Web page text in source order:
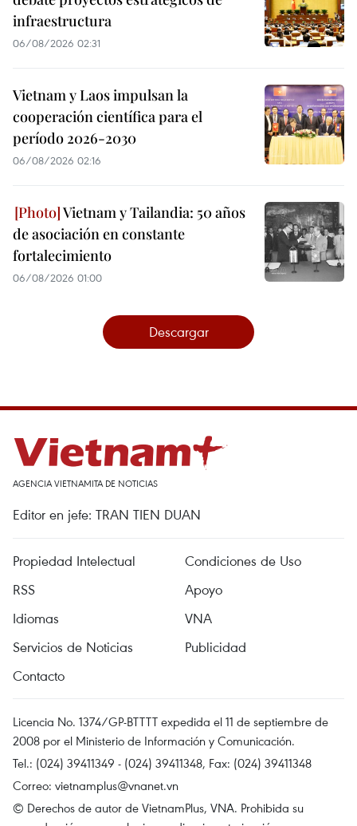
infraestructura
06/08/2026 02:31
Vietnam y Laos impulsan la
cooperación científica para el
período 2026-2030
06/08/2026 02:16
Vietnam y Tailandia: 50 años
de asociación en constante
fortalecimiento
06/08/2026 01:00
Descargar
AGENCIA VIETNAMITA DE NOTICIAS
Editor en jefe: TRAN TIEN DUAN
Propiedad Intelectual
Condiciones de Uso
RSS
Apoyo
Idiomas
VNA
Servicios de Noticias
Publicidad
Contacto
Licencia No. 1374/GP-BTTTT expedida el 11 de septiembre de
2008 por el Ministerio de Información y Comunicación.
Tel.: (024) 39411349 - (024) 39411348, Fax: (024) 39411348
Correo: vietnamplus@vnanet.vn
© Derechos de autor de VietnamPlus, VNA. Prohibida su